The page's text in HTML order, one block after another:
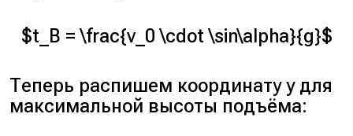
$t_B = \frac{v_0 \cdot \sin\alpha}{g}$
Теперь распишем координату у для
максимальной высоты подъёма: